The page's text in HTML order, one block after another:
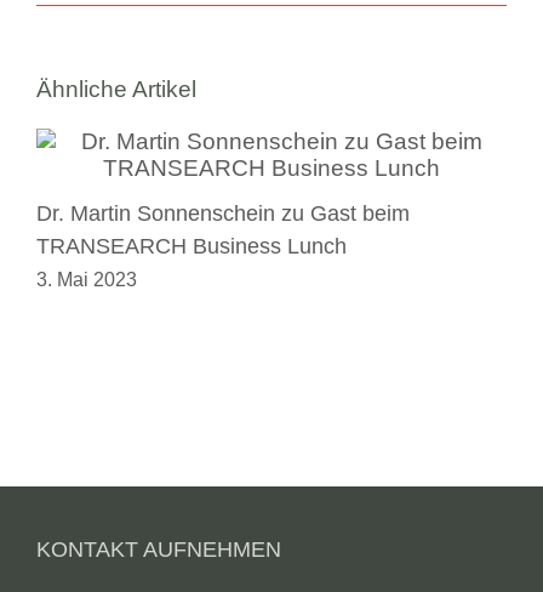
Ähnliche Artikel
Dr. Martin Sonnenschein zu Gast beim
TRANSEARCH Business Lunch
3. Mai 2023
KONTAKT AUFNEHMEN